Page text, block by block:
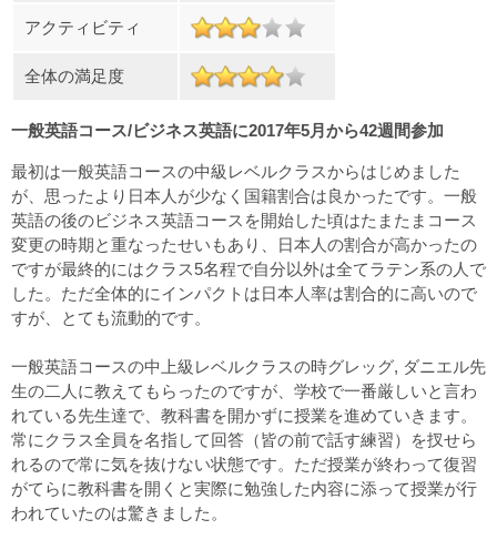
アクティビティ
全体の満足度
一般英語コース/ビジネス英語に2017年5月から42週間参加
最初は一般英語コースの中級レベルクラスからはじめました
が、思ったより日本人が少なく国籍割合は良かったです。一般
英語の後のビジネス英語コースを開始した頃はたまたまコース
変更の時期と重なったせいもあり、日本人の割合が高かったの
ですが最終的にはクラス5名程で自分以外は全てラテン系の人で
した。ただ全体的にインパクトは日本人率は割合的に高いので
すが、とても流動的です。
一般英語コースの中上級レベルクラスの時グレッグ, ダニエル先
生の二人に教えてもらったのですが、学校で一番厳しいと言わ
れている先生達で、教科書を開かずに授業を進めていきます。
常にクラス全員を名指して回答（皆の前で話す練習）を扠せら
れるので常に気を抜けない状態です。ただ授業が終わって復習
がてらに教科書を開くと実際に勉強した内容に添って授業が行
われていたのは驚きました。